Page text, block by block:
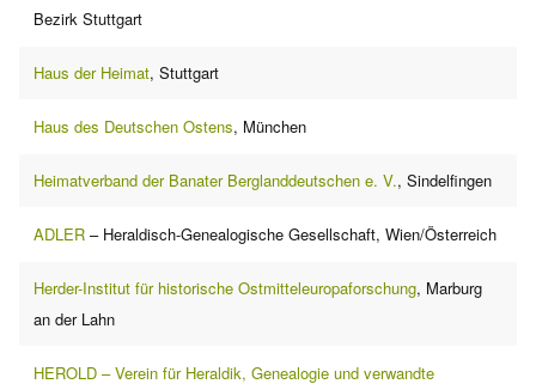
Bezirk Stuttgart
Haus der Heimat, Stuttgart
Haus des Deutschen Ostens, München
Heimatverband der Banater Berglanddeutschen e. V., Sindelfingen
ADLER – Heraldisch-Genealogische Gesellschaft, Wien/Österreich
Herder-Institut für historische Ostmitteleuropaforschung, Marburg
an der Lahn
HEROLD – Verein für Heraldik, Genealogie und verwandte